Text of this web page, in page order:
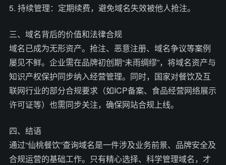
5. 持续管理：定期续费，避免域名失效被他人抢注。
三、域名背后的价值和法律合规
域名已成为无形资产。抢注、恶意注册、域名争议等案例
屡见不鲜。企业需在品牌初创期“未雨绸缪”，将域名资产与
知识产权保护同步纳入经营管理。同时，国家对餐饮及互
联网行业的部分合规要求（如ICP备案、食品经营网络展示
许可证等）也需同步关注，确保网站合规上线。
四、结语
通过“仙桃餐饮”查询域名是一件涉及业务前景、品牌安全及
合规运营的基础工作。只有精心选择、科学管理域名，才